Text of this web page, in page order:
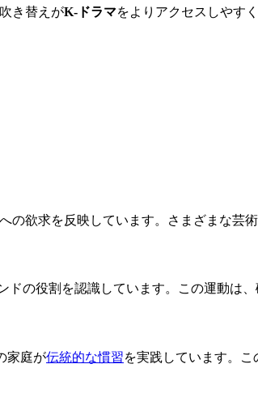
き替えがK-ドラマをよりアクセスしやす
欲求を反映しています。さまざまな芸
の役割を認識しています。この運動は
家庭が伝統的な慣習を実践しています。